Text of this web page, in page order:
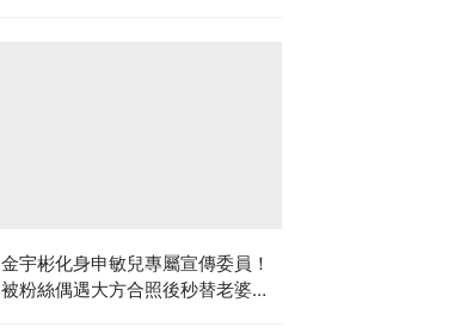
金宇彬化身申敏兒專屬宣傳委員！
被粉絲偶遇大方合照後秒替老婆宣